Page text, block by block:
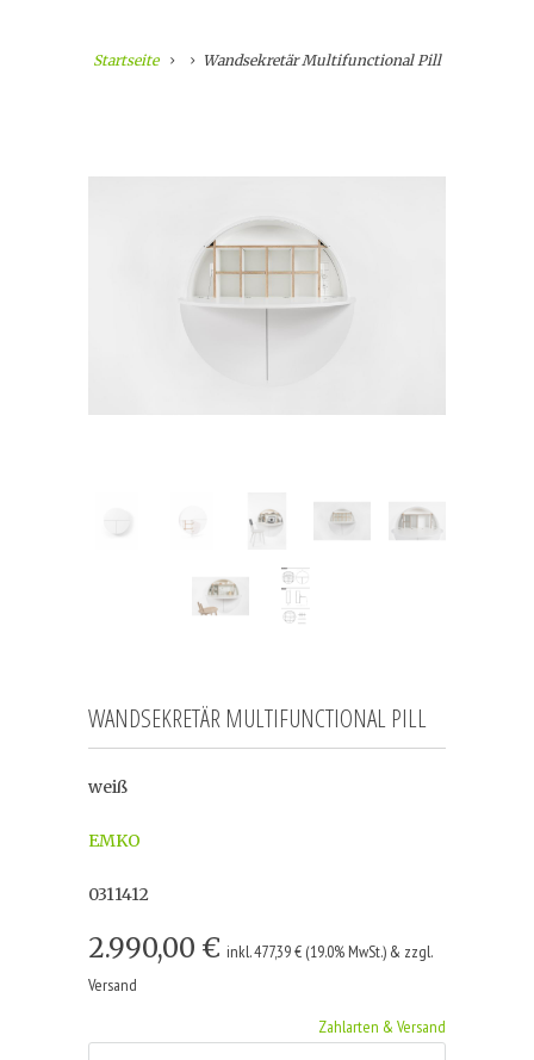
Startseite Wandsekretär Multifunctional Pill
WANDSEKRETÄR MULTIFUNCTIONAL PILL
weiß
EMKO
0311412
2.990,00 € inkl. 477,39 € (19.0% MwSt.) & zzgl.
Versand
Zahlarten & Versand